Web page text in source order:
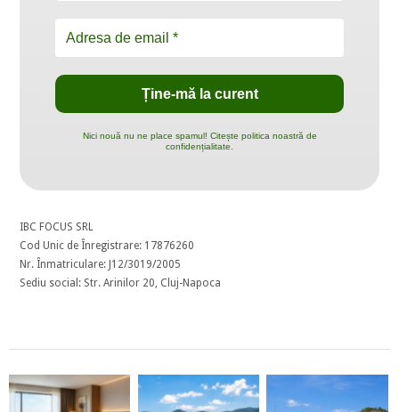
Nici nouă nu ne place spamul! Citește politica noastră de
confidențialitate.
IBC FOCUS SRL
Cod Unic de Înregistrare: 17876260
Nr. Înmatriculare: J12/3019/2005
Sediu social: Str. Arinilor 20, Cluj-Napoca